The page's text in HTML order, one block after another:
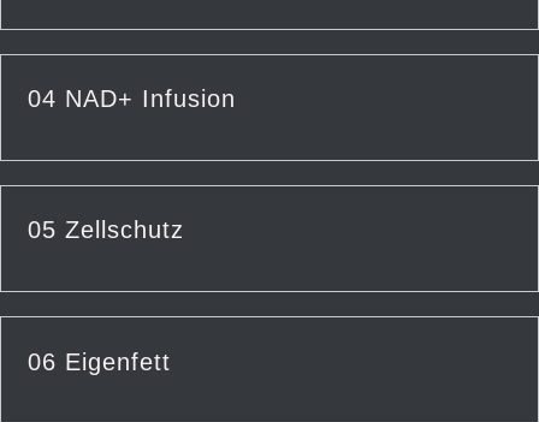
04 NAD+ Infusion
05 Zellschutz
06 Eigenfett